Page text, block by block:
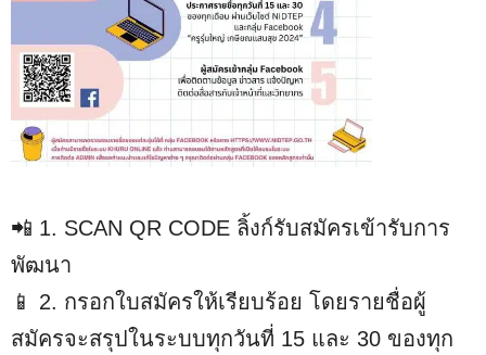
📲 1. SCAN QR CODE ลิ้งก์รับสมัครเข้ารับการ
พัฒนา
📱 2. กรอกใบสมัครให้เรียบร้อย โดยรายชื่อผู้
สมัครจะสรุปในระบบทุกวันที่ 15 และ 30 ของทุก